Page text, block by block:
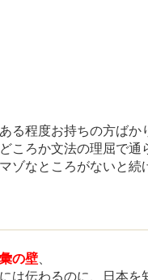
る程度お持ちの方ば
ころか文法の理屈で通
ゾなところがないと続
の壁
は伝わるのに、日本